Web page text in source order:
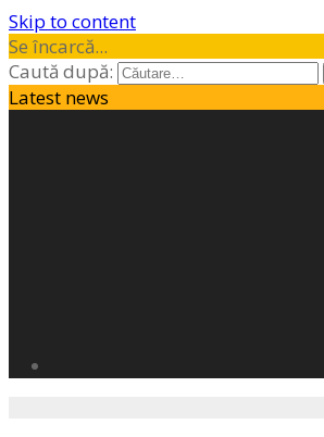
Skip to content
Se încarcă...
Caută după:
Latest news